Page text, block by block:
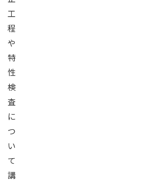
工
程
や
特
性
検
査
に
つ
い
て
講